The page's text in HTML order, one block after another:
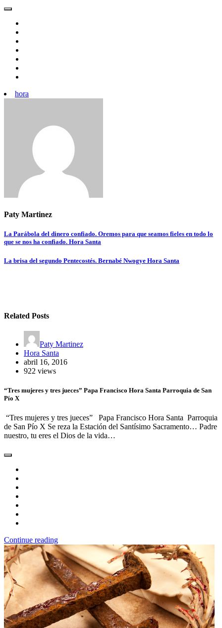
hora
Paty Martinez
Navegación
de
entradas
La Parábola del dinero confiado. Oremos para que seamos fieles en todo lo
que se nos ha confiado. Hora Santa
La brisa del segundo Pentecostés. Bernabé Nwogye Hora Santa
Related Posts
Paty Martinez
Hora Santa
abril 16, 2016
922 views
“Tres mujeres y tres jueces” Papa Francisco Hora Santa Parroquia de San
Pío X
“Tres mujeres y tres jueces” Papa Francisco Hora Santa Parroquia
de San Pío X Se reza la Estación del Santísimo Sacramento… Padre
nuestro, tu eres el Dios de la vida…
Continue reading